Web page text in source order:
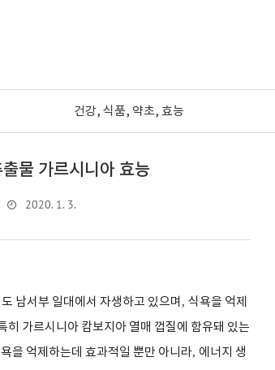
건강, 식품, 약초, 효능
물 가르시니아 효능
2020. 1. 3.
남서부 일대에서 자생하고 있으며 , 식욕을 억제
히 가르시니아 캄보지아 열매 껍질에 함유돼 있는
을 억제하는데 효과적일 뿐만 아니라, 에너지 생